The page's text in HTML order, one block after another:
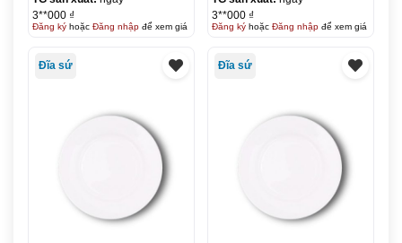
3**000 ₫
Đăng kýhoặc Đăng nhậpđể xem giá
3**000 ₫
Đăng kýhoặc Đăng nhậpđể xem giá
Đĩa sứ Đĩa sứ